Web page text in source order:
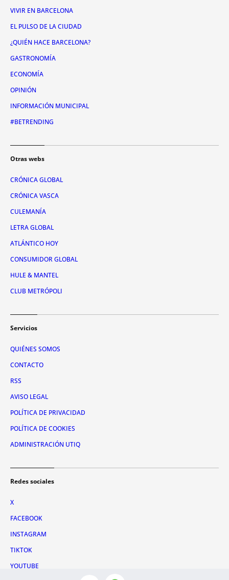
VIVIR EN BARCELONA
EL PULSO DE LA CIUDAD
¿QUIÉN HACE BARCELONA?
GASTRONOMÍA
ECONOMÍA
OPINIÓN
INFORMACIÓN MUNICIPAL
#BETRENDING
Otras webs
CRÓNICA GLOBAL
CRÓNICA VASCA
CULEMANÍA
LETRA GLOBAL
ATLÁNTICO HOY
CONSUMIDOR GLOBAL
HULE & MANTEL
CLUB METRÓPOLI
Servicios
QUIÉNES SOMOS
CONTACTO
RSS
AVISO LEGAL
POLÍTICA DE PRIVACIDAD
POLÍTICA DE COOKIES
ADMINISTRACIÓN UTIQ
Redes sociales
X
FACEBOOK
INSTAGRAM
TIKTOK
YOUTUBE